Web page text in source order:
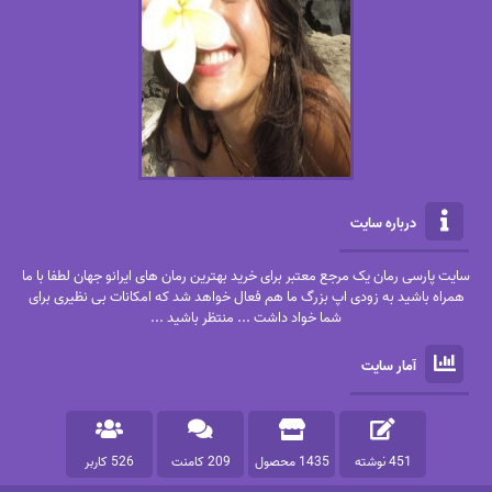
درباره سایت
سایت پارسی رمان یک مرجع معتبر برای خرید بهترین رمان های ایرانو جهان لطفا با ما
همراه باشید به زودی اپ بزرگ ما هم فعال خواهد شد که امکانات بی نظیری برای
شما خواد داشت ... منتظر باشید ...
آمار سایت
451 نوشته 1435 محصول 209 کامنت 526 کاربر